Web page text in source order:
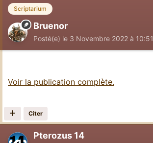
Scriptarium
Bruenor
Posté(e) le 3 Novembre 2022 à 10:51
Voir la publication complète.
Citer
Pterozus 14